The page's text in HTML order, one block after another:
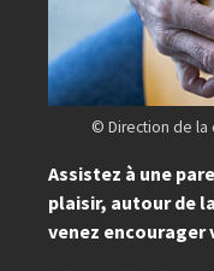
© Direction de la
Assistez à une
plaisir, autour de
venez encourager